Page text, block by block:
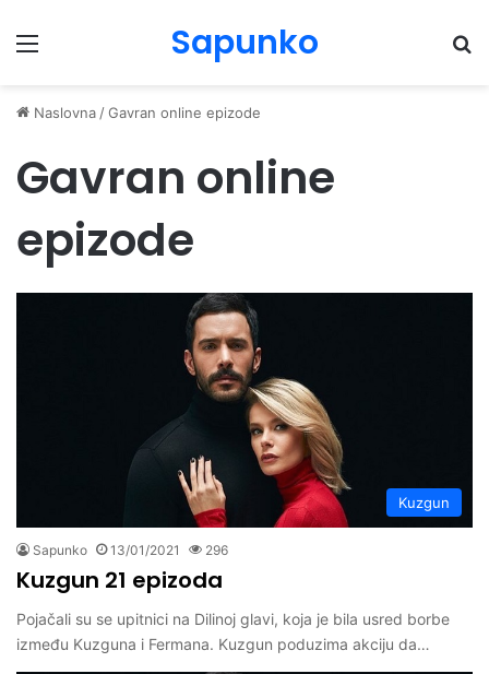
Menu Sapunko
Naslovna /Gavran online epizode
Gavran online
epizode
Kuzgun
Sapunko 13/01/2021 296
Kuzgun 21 epizoda
Pojačali su se upitnici na Dilinoj glavi, koja je bila usred borbe
između Kuzguna i Fermana. Kuzgun poduzima akciju da…